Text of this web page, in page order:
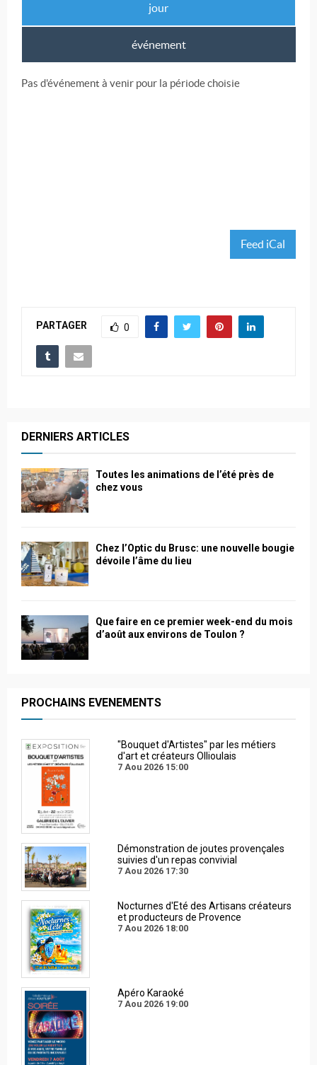
jour
événement
Pas d'événement à venir pour la période choisie
Feed iCal
PARTAGER 0
DERNIERS ARTICLES
Toutes les animations de l’été près de
chez vous
Chez l’Optic du Brusc: une nouvelle bougie
dévoile l’âme du lieu
Que faire en ce premier week-end du mois
d’août aux environs de Toulon ?
PROCHAINS EVENEMENTS
"Bouquet d'Artistes" par les métiers
d'art et créateurs Ollioulais
7 Aou 2026 15:00
Démonstration de joutes provençales
suivies d'un repas convivial
7 Aou 2026 17:30
Nocturnes d'Eté des Artisans créateurs
et producteurs de Provence
7 Aou 2026 18:00
Apéro Karaoké
7 Aou 2026 19:00